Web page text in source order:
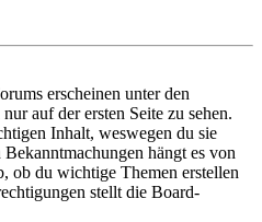
erscheinen unter den
auf der ersten Seite zu sehen.
Inhalt, weswegen du sie
hängt es von
ob du wichtige Themen erstellen
stellt die Board-